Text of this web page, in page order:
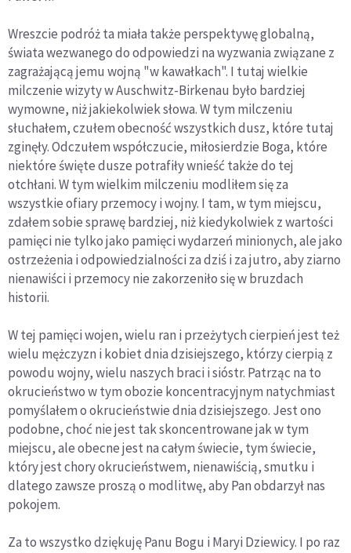
Wreszcie podróż ta miała także perspektywę globalną,
świata wezwanego do odpowiedzi na wyzwania związane z
zagrażającą jemu wojną "w kawałkach". I tutaj wielkie
milczenie wizyty w Auschwitz-Birkenau było bardziej
wymowne, niż jakiekolwiek słowa. W tym milczeniu
słuchałem, czułem obecność wszystkich dusz, które tutaj
zginęły. Odczułem współczucie, miłosierdzie Boga, które
niektóre święte dusze potrafiły wnieść także do tej
otchłani. W tym wielkim milczeniu modliłem się za
wszystkie ofiary przemocy i wojny. I tam, w tym miejscu,
zdałem sobie sprawę bardziej, niż kiedykolwiek z wartości
pamięci nie tylko jako pamięci wydarzeń minionych, ale jako
ostrzeżenia i odpowiedzialności za dziś i za jutro, aby ziarno
nienawiści i przemocy nie zakorzeniło się w bruzdach
historii.
W tej pamięci wojen, wielu ran i przeżytych cierpień jest też
wielu mężczyzn i kobiet dnia dzisiejszego, którzy cierpią z
powodu wojny, wielu naszych braci i sióstr. Patrząc na to
okrucieństwo w tym obozie koncentracyjnym natychmiast
pomyślałem o okrucieństwie dnia dzisiejszego. Jest ono
podobne, choć nie jest tak skoncentrowane jak w tym
miejscu, ale obecne jest na całym świecie, tym świecie,
który jest chory okrucieństwem, nienawiścią, smutku i
dlatego zawsze proszą o modlitwę, aby Pan obdarzył nas
pokojem.
Za to wszystko dziękuję Panu Bogu i Maryi Dziewicy. I po raz